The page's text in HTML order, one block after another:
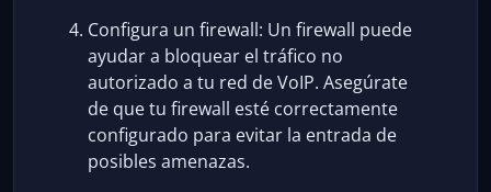
Configura un firewall: Un firewall puede
ayudar a bloquear el tráfico no
autorizado a tu red de VoIP. Asegúrate
de que tu firewall esté correctamente
configurado para evitar la entrada de
posibles amenazas.